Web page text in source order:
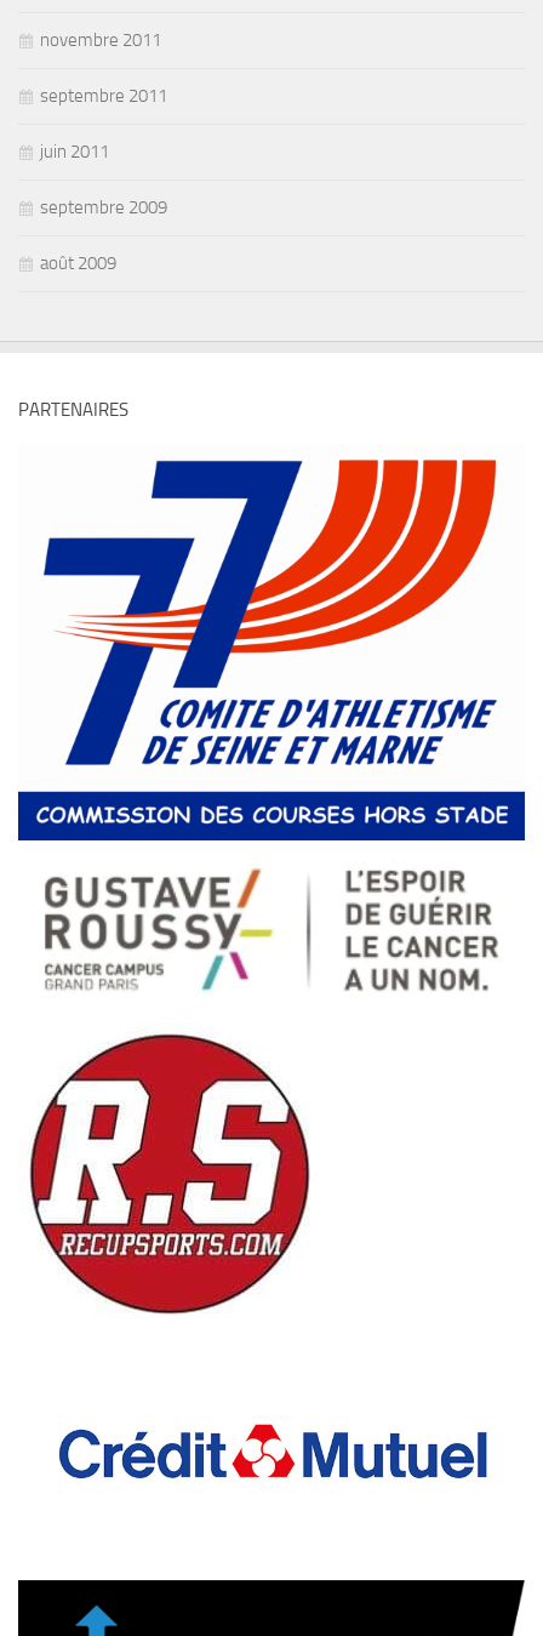
novembre 2011
septembre 2011
juin 2011
septembre 2009
août 2009
PARTENAIRES